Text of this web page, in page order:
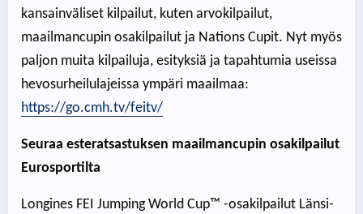
kansainväliset kilpailut, kuten arvokilpailut,
maailmancupin osakilpailut ja Nations Cupit. Nyt myös
paljon muita kilpailuja, esityksiä ja tapahtumia useissa
hevosurheilulajeissa ympäri maailmaa:
https://go.cmh.tv/feitv/
Seuraa esteratsastuksen maailmancupin osakilpailut
Eurosportilta
Longines FEI Jumping World Cup™ -osakilpailut Länsi-